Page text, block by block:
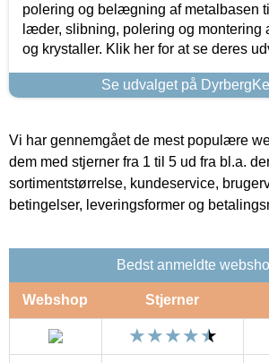
polering og belægning af metalbasen
læder, slibning, polering og montering
og krystaller. Klik her for at se deres
Se udvalget på
Vi har gennemgået de mest populære
dem med stjerner fra 1 til 5 ud fra bl.a.
sortimentstørrelse, kundeservice,
betingelser, leveringsformer og
Bedst anmeldte
Webshop Stjerner